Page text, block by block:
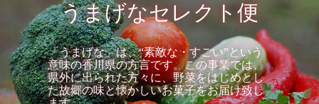
うまげなセレクト便
「うまげな」は、“素敵な・すごい”という
意味の香川県の方言です。この事業では、
県外に出られた方々に、野菜をはじめとし
た故郷の味と懐かしいお菓子をお届け致し